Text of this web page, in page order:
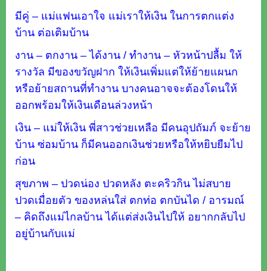
มีคู่ – แม่แฟนเอาใจ แม่เราให้เงิน ในการตกแต่ง
บ้าน ต่อเติมบ้าน
งาน – ตกงาน – ได้งาน / ทำงาน – หัวหน้าปลื้ม ให้
รางวัล มีของขวัญฝาก ให้เงินเพิ่มแต่ให้ย้ายแผนก
หรือย้ายสถานที่ทำงาน บางคนอาจจะต้องโดนให้
ออกพร้อมให้เงินเดือนล่วงหน้า
เงิน – แม่ให้เงิน พี่สาวช่วยเหลือ มีคนอุปถัมภ์ จะย้าย
บ้าน ซ่อมบ้าน ก็มีคนออกเงินช่วยหรือให้หยิบยืมไป
ก่อน
สุขภาพ – ปวดน่อง ปวดหลัง ตะคริวกิน ไม่สบาย
ปวดเมื่อยตัว ของหล่นใส่ ตกท่อ ตกบันได / อารมณ์
– คิดถึงแม่ไกลบ้าน ได้แต่ส่งเงินไปให้ อยากกลับไป
อยู่บ้านกับแม่